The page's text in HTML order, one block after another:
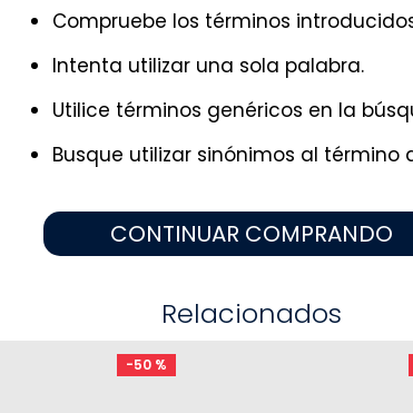
Compruebe los términos
Intenta utilizar una sola palabra.
Utilice términos genéricos en la
Busque utilizar sinónimos al término
CONTINUAR COMPRANDO
Relacionados
-50 %
7.
medias niña
8 .
sandalias niño
9.
vestidos
10 . disney